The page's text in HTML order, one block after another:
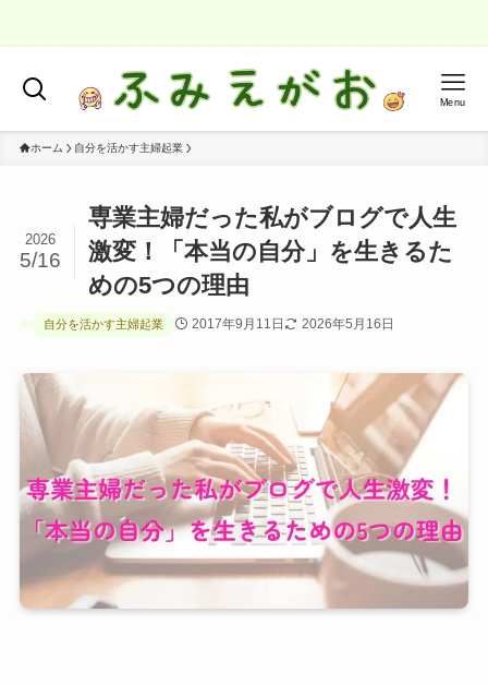
Menu
ホーム 自分を活かす主婦起業
専業主婦だった私がブログで人生
激変！「本当の自分」を生きるた
めの5つの理由
2026
5/16
自分を活かす主婦起業 2017年9月11日 2026年5月16日